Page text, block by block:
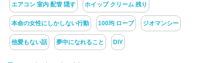
エアコン 室内 配管 隠す ホイップ クリーム 残り
本命の女性にしかしない行動 100均 ロープ ジオマンシー
他愛もない話 夢中になれること DIY